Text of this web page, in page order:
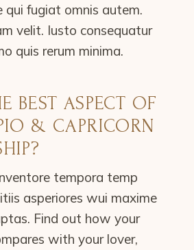
qui fugiat omnis autem.
velit. Iusto consequatur
quis rerum minima.
BEST ASPECT OF
& CAPRICORN
tempora temp
asperiores wui maxime
Find out how your
with your lover,